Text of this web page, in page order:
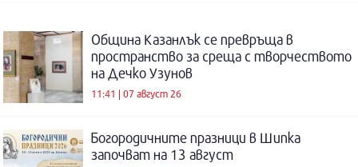
Община Казанлък се превръща в
пространство за среща с творчеството
на Дечко Узунов
11:41 | 07 август 26
Богородичните празници в Шипка
започват на 13 август